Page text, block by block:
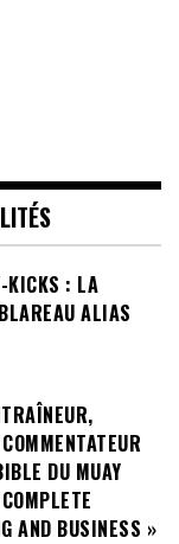
KICKS : LA
ALIAS
DU MUAY
AND BUSINESS »